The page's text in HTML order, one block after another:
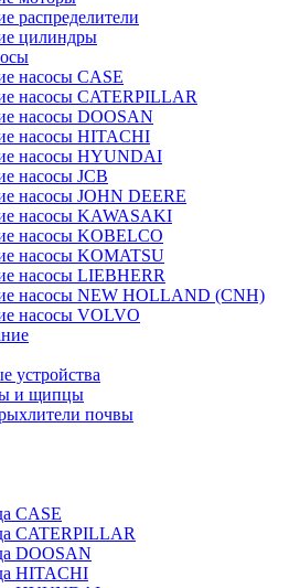
распределители
цилиндры
насосы CASE
насосы CATERPILLAR
насосы DOOSAN
насосы HITACHI
насосы HYUNDAI
насосы JCB
насосы JOHN DEERE
насосы KAWASAKI
насосы KOBELCO
насосы KOMATSU
насосы LIEBHERR
насосы NEW HOLLAND (CNH)
насосы VOLVO
устройства
и щипцы
почвы
CASE
CATERPILLAR
DOOSAN
HITACHI